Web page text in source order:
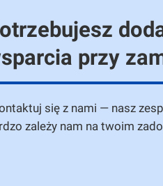
przy
się z nami — nasz
zależy nam na twoim